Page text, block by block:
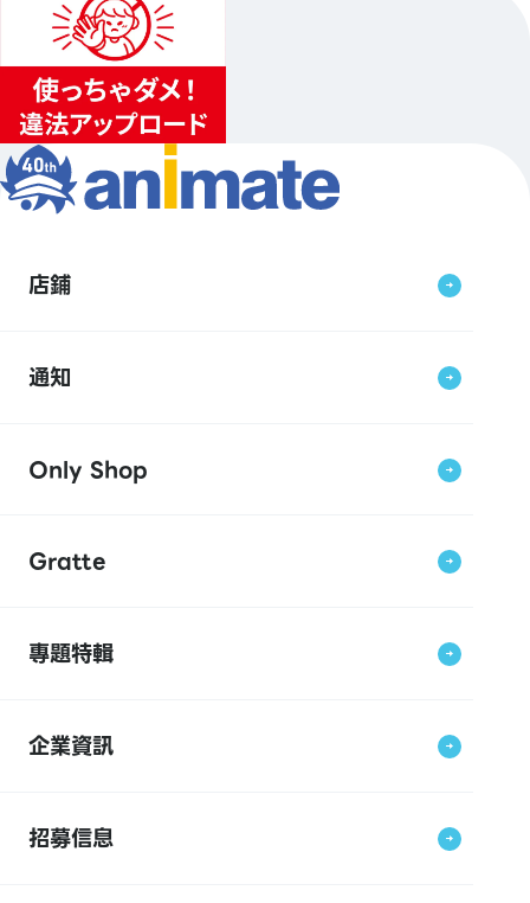
店鋪
通知
Only Shop
Gratte
專題特輯
企業資訊
招募信息